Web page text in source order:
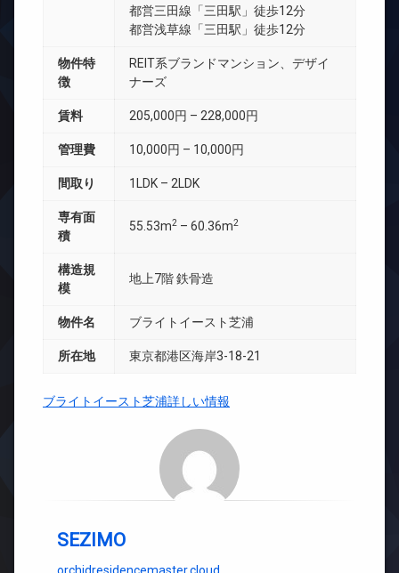
都営三田線「三田駅」徒歩12分
都営浅草線「三田駅」徒歩12分
物件特
徴
REIT系ブランドマンション、デザイ
ナーズ
賃料 205,000円 – 228,000円
管理費 10,000円 – 10,000円
間取り 1LDK – 2LDK
専有面
積
55.53m2 – 60.36m2
構造規
模
地上7階 鉄骨造
物件名 ブライトイースト芝浦
所在地 東京都港区海岸3-18-21
ブライトイースト芝浦詳しい情報
SEZIMO